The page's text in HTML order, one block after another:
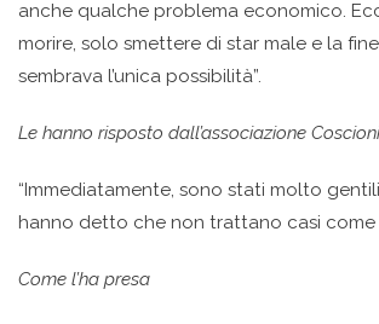
anche qualche problema economico.
morire, solo smettere di star male e la
sembrava l’unica possibilità”.
Le hanno risposto dall’associazione
“Immediatamente, sono stati molto
hanno detto che non trattano casi come
Come l’ha presa